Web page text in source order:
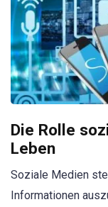
Die Rolle
Leben
Soziale Medien
Informationen